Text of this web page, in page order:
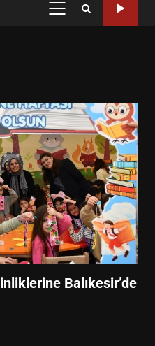
PRIMARY
Balıkesir’de